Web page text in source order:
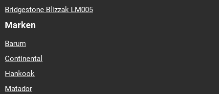
Bridgestone Blizzak LM005
Marken
Barum
Continental
Hankook
Matador